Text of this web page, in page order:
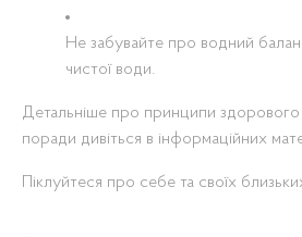
Не забувайте про водний
чистої води.
Детальніше про принципи здорового
поради дивіться в інформаційних
Піклуйтеся про себе та своїх